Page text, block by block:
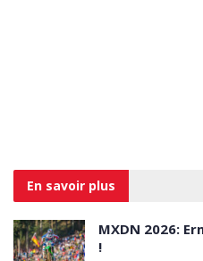
En savoir plus
MXDN 2026:
!